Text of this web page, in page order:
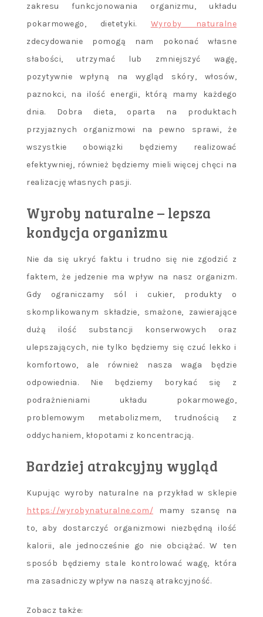
zakresu funkcjonowania organizmu, układu
pokarmowego, dietetyki. Wyroby naturalne
zdecydowanie pomogą nam pokonać własne
słabości, utrzymać lub zmniejszyć wagę,
pozytywnie wpłyną na wygląd skóry, włosów,
paznokci, na ilość energii, którą mamy każdego
dnia. Dobra dieta, oparta na produktach
przyjaznych organizmowi na pewno sprawi, że
wszystkie obowiązki będziemy realizować
efektywniej, również będziemy mieli więcej chęci na
realizację własnych pasji.
Wyroby naturalne – lepsza
kondycja organizmu
Nie da się ukryć faktu i trudno się nie zgodzić z
faktem, że jedzenie ma wpływ na nasz organizm.
Gdy ograniczamy sól i cukier, produkty o
skomplikowanym składzie, smażone, zawierające
dużą ilość substancji konserwowych oraz
ulepszających, nie tylko będziemy się czuć lekko i
komfortowo, ale również nasza waga będzie
odpowiednia. Nie będziemy borykać się z
podrażnieniami układu pokarmowego,
problemowym metabolizmem, trudnością z
oddychaniem, kłopotami z koncentracją.
Bardziej atrakcyjny wygląd
Kupując wyroby naturalne na przykład w sklepie
https://wyrobynaturalne.com/ mamy szansę na
to, aby dostarczyć organizmowi niezbędną ilość
kalorii, ale jednocześnie go nie obciążać. W ten
sposób będziemy stale kontrolować wagę, która
ma zasadniczy wpływ na naszą atrakcyjność.
Zobacz także: